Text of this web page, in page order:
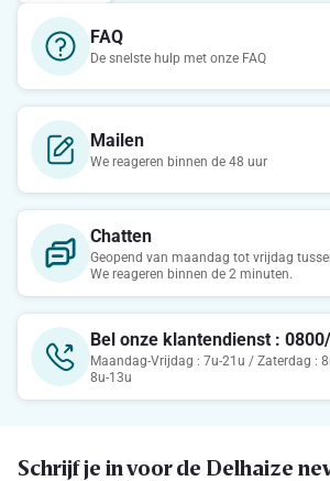
FAQ
De snelste hulp met onze FAQ
Mailen
We reageren binnen de 48 uur
Chatten
Geopend van maandag tot vrijdag
We reageren binnen de 2 minuten.
Bel onze klantendienst :
Maandag-Vrijdag : 7u-21u / Zaterdag :
8u-13u
Schrijf je in voor de Delhaize